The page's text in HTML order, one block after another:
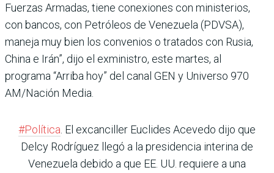
Fuerzas Armadas, tiene conexiones con ministerios,
con bancos, con Petróleos de Venezuela (PDVSA),
maneja muy bien los convenios o tratados con Rusia,
China e Irán”, dijo el exministro, este martes, al
programa “Arriba hoy” del canal GEN y Universo 970
AM/Nación Media.
#Política . El excanciller Euclides Acevedo dijo que
Delcy Rodríguez llegó a la presidencia interina de
Venezuela debido a que EE. UU. requiere a una